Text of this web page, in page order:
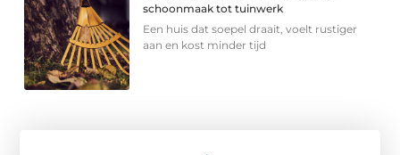
schoonmaak tot tuinwerk
Een huis dat soepel draait, voelt rustiger
aan en kost minder tijd